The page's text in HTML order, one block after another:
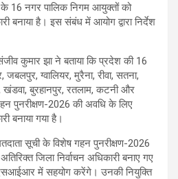
के 16 नगर पालिक निगम आयुक्तों को
बनाया है। इस संबंध में आयोग द्वारा निर्देश
कुमार झा ने बताया कि प्रदेश की 16
जबलपुर, ग्वालियर, मुरैना, रीवा, सतना,
खंडवा, बुरहानपुर, रतलाम, कटनी और
पुनरीक्षण-2026 की अवधि के लिए
बनाया गया है।
सूची के विशेष गहन पुनरीक्षण-2026
जिला निर्वाचन अधिकारी बनाए गए
में सहयोग करेंगे। उनकी नियुक्ति